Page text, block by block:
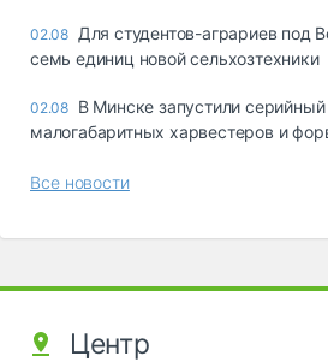
02.08 Для студентов-аграриев под
семь единиц новой сельхозтехники
02.08 В Минске запустили
малогабаритных харвестеров и
Все новости
Центр